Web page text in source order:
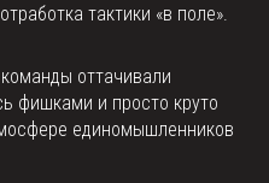
тактики «в поле».
оттачивали
фишками и просто круто
единомышленников